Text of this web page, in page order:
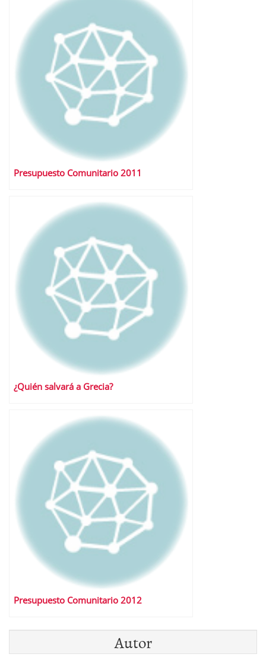
Presupuesto Comunitario 2011
¿Quién salvará a Grecia?
Presupuesto Comunitario 2012
Autor